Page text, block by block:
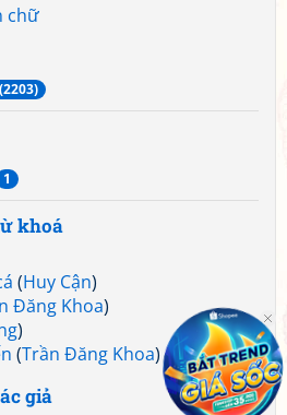
chữ
1
khoá
(Huy Cận)
Đăng Khoa)
)
(Trần Đăng Khoa)
giả